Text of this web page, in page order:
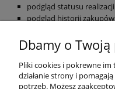
podgląd statusu
podgląd historii zakupów
zakupach
możliwość otrzymania
zarejestruj się
Dbamy o
Pliki cookies i pokrewne
działanie strony i
potrzeb. Możesz